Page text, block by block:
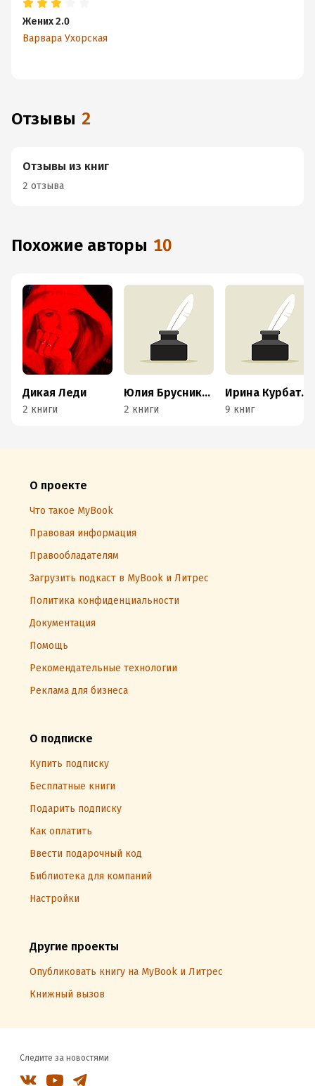
Жених 2.0
Варвара Ухорская
Отзывы 2
Отзывы из книг
2 отзыва
Похожие авторы 10
Дикая Леди
2 книги
Юлия Брусникина
2 книги
Ирина Курбатова
9 книг
О проекте
Что такое MyBook
Правовая информация
Правообладателям
Загрузить подкаст в MyBook и Литрес
Политика конфиденциальности
Документация
Помощь
Рекомендательные технологии
Реклама для бизнеса
О подписке
Купить подписку
Бесплатные книги
Подарить подписку
Как оплатить
Ввести подарочный код
Библиотека для компаний
Настройки
Другие проекты
Опубликовать книгу на MyBook и Литрес
Книжный вызов
Следите за новостями